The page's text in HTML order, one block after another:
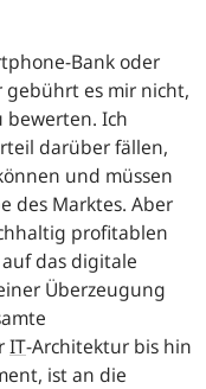
Bank oder
gebührt es mir nicht,
bewerten. Ich
darüber fällen,
und müssen
des Marktes. Aber
profitablen
das digitale
Überzeugung
IT-Architektur bis hin
ist an die